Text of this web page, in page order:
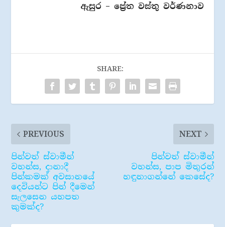
ඇසුර – ප්‍රේත වස්තු වර්ණනාව
SHARE:
PREVIOUS
පින්වත් ස්වාමීන්
වහන්ස, දානාදී
පින්කමක් අවසානයේ
දෙවියන්ට පින් දීමෙන්
සැලසෙන යහපත
කුමක්ද?
NEXT
පින්වත් ස්වාමීන්
වහන්ස, පාප මිතුරන්
හඳුනාගන්නේ කෙසේද?